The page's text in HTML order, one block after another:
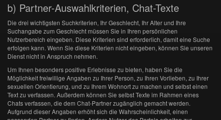
b) Partner-Auswahlkriterien, Chat-Texte
Die drei wichtigsten Suchkriterien, Ihr Geschlecht, Ihr Alter und Ihre
Suchangabe zum Geschlecht müssen Sie in Ihren persönlichen
Nutzerbereich eingeben. Diese Kriterien sind erforderlich, damit eine Suche
erfolgen kann. Wenn Sie diese Kriterien nicht eingeben, können Sie unseren
Dienst nicht in Anspruch nehmen.
Um Ihnen besonders positive Erlebnisse zu bieten, haben Sie die
Möglichkeit freiwillige Angaben zu Ihrer Person, zu Ihren Vorlieben, zu Ihrer
sexuellen Orientierung, und zu Ihrem Wohnort zu machen und selbst einen
Text zu verfassen. Außerdem können Sie selbst Texte im Rahmen eines
Chats verfassen, die dem Chat-Partner zugänglich gemacht werden.
Aufgrund dieser Angaben erhöht sich die Wahrscheinlichkeit, einen